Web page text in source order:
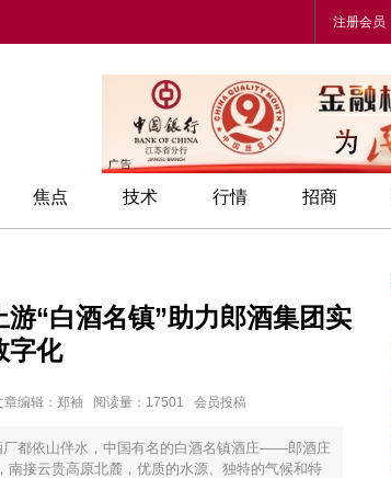
注册会员
焦点 技术 行情 招商
“白酒名镇”助力郎酒集团实
字化
编辑：郑袖 阅读量：17501 会员投稿
厂都依山伴水，中国有名的白酒名镇酒庄——郎酒庄
接云贵高原北麓，优质的水源、独特的气候和特